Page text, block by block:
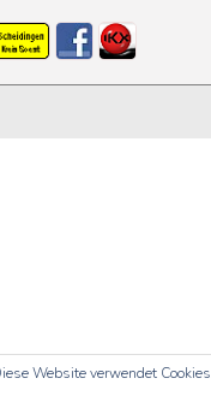
Website verwendet